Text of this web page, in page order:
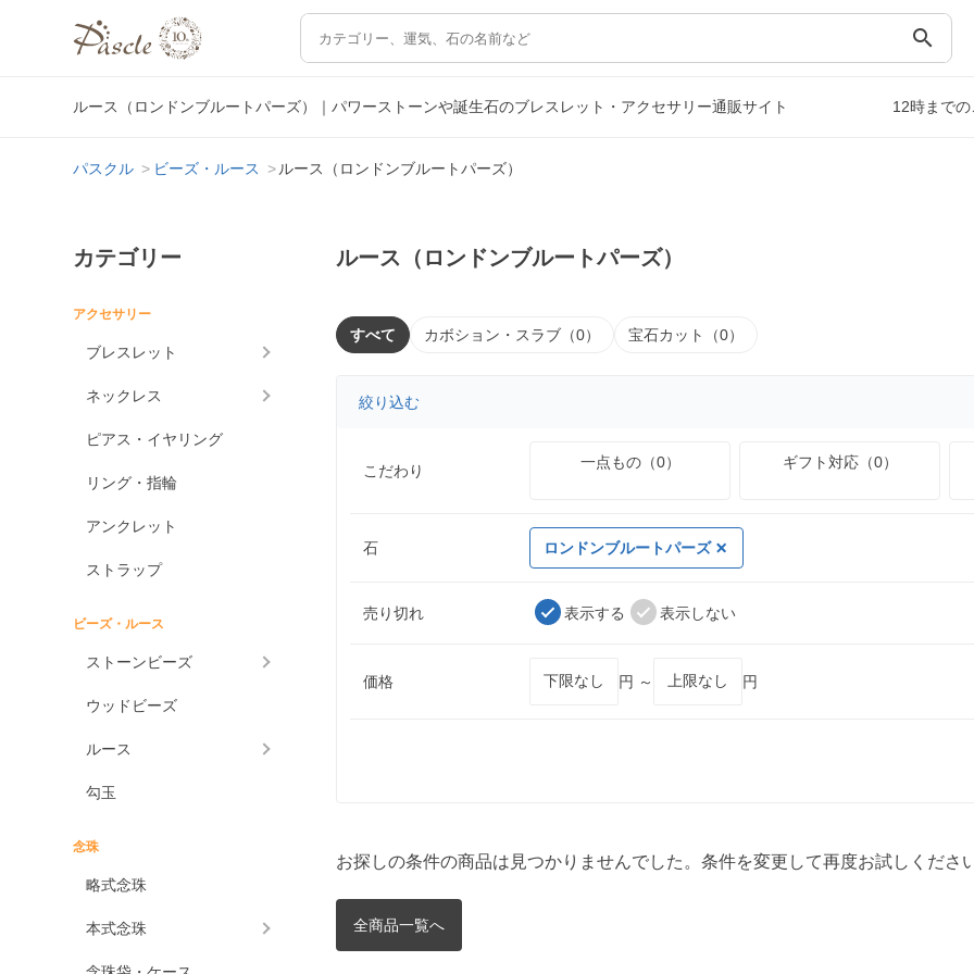
search
ルース（ロンドンブルートパーズ）｜パワーストーンや誕生石のブレスレット・アクセサリー通販サイト 12時まで
パスクル ビーズ・ルース ルース（ロンドンブルートパーズ）
カテゴリー
アクセサリー
ブレスレット
ネックレス
ピアス・イヤリング
リング・指輪
アンクレット
ストラップ
ビーズ・ルース
ストーンビーズ
ウッドビーズ
ルース
勾玉
念珠
略式念珠
本式念珠
ルース（ロンドンブルートパーズ）
すべて カボション・スラブ（0） 宝石カット（0）
絞り込む
こだわり 一点もの（0） ギフト対応（0）
石 ロンドンブルートパーズ
売り切れ 表示する 表示しない
価格 円 ～ 円
お探しの条件の商品は見つかりませんでした。条件を変更して再度お試しください
全商品一覧へ